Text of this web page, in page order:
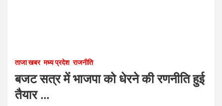
ताजा खबर मध्य प्रदेश राजनीति
बजट सत्र में भाजपा को धेरने की रणनीति हुई
तैयार …